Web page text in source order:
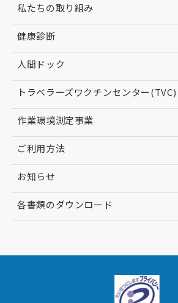
私たちの取り組み
健康診断
人間ドック
トラベラーズワクチンセンター(TVC)
作業環境測定事業
ご利用方法
お知らせ
各書類のダウンロード